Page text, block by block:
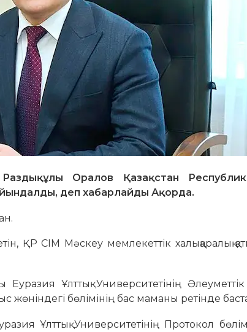
Оралов Қазақстан
деп хабарлайды Ақорда.
ҚР СІМ Мәскеу мемлекеттік халықаралық
Ұлттық Университетінің
бөлімінің бас маманы ретінде
Ұлттық Университетінің Протокол